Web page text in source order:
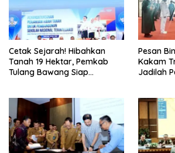
Cetak Sejarah! Hibahkan
Tanah 19 Hektar, Pemkab
Tulang Bawang Siap
Lampung
Pesan
Kakam
Jadilah